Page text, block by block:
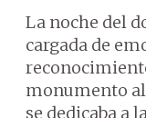
La noche del
cargada de
monumento
se dedicaba a